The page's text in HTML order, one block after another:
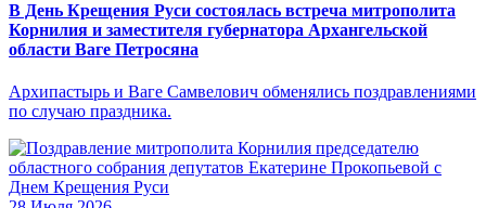
В День Крещения Руси состоялась встреча митрополита
Корнилия и заместителя губернатора Архангельской
области Ваге Петросяна
Архипастырь и Ваге Самвелович обменялись поздравлениями
по случаю праздника.